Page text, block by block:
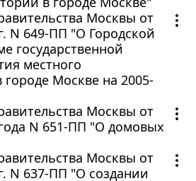
Москвы от
N 649-ПП "О Городской
государственной
местного
Москве на 2005-
Москвы от
N 651-ПП "О домовых
Москвы от
N 637-ПП "О создании